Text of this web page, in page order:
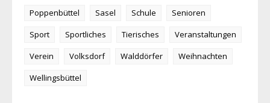
Poppenbüttel
Sasel Schule
Senioren
Sport
Sportliches Tierisches
Veranstaltungen
Verein
Volksdorf Walddörfer
Weihnachten
Wellingsbüttel